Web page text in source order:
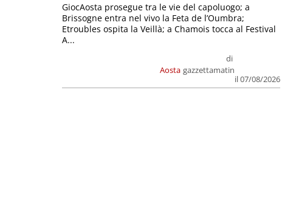
Aosta
di
gazzettamatin
il 07/08/2026
GiocAosta prosegue tra le vie del capoluogo; a
Brissogne entra nel vivo la Feta de l’Oumbra;
Etroubles ospita la Veillà; a Chamois tocca al Festival
A...